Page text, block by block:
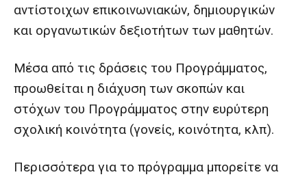
αντίστοιχων επικοινωνιακών, δημιουργικών
και οργανωτικών δεξιοτήτων των μαθητών.
Μέσα από τις δράσεις του Προγράμματος,
προωθείται η διάχυση των σκοπών και
στόχων του Προγράμματος στην ευρύτερη
σχολική κοινότητα (γονείς, κοινότητα, κλπ).
Περισσότερα για το πρόγραμμα μπορείτε να